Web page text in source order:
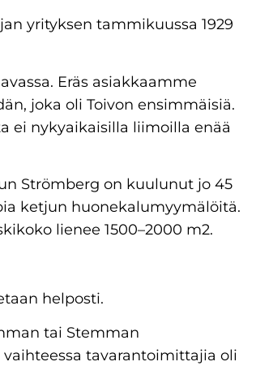
yrityksen tammikuussa 1929
Eräs asiakkaamme
joka oli Toivon ensimmäisiä.
ei nykyaikaisilla liimoilla enää
Strömberg on kuulunut jo 45
ketjun huonekalumyymälöitä.
lienee 1500–2000 m2.
helposti.
tai Stemman
tavarantoimittajia oli